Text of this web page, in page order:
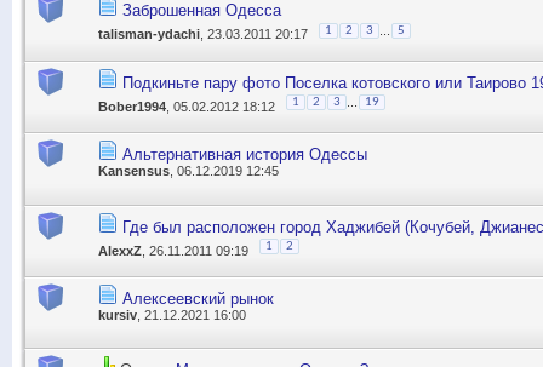
Заброшенная Одесса
talisman-ydachi , 23.03.2011 20:17 1 2 3 5
Подкиньте пару фото Поселка котовского или Таирово
Bober1994 , 05.02.2012 18:12 1 2 3 19
Альтернативная история Одессы
Kansensus , 06.12.2019 12:45
Где был расположен город Хаджибей (Кочубей,
AlexxZ , 26.11.2011 09:19 1 2
Алексеевский рынок
kursiv , 21.12.2021 16:00